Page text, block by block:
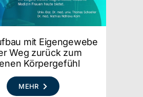
mit Eigengewebe
Weg zurück zum
Körpergefühl
MEHR